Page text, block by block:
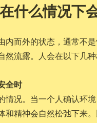
什么情况下
内而外的状态，通常不
然流露。人会在以下几
全时
情况。当一个人确认环
和精神会自然松弛下来